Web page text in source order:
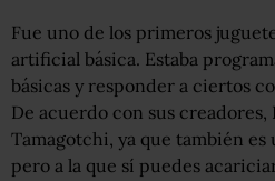
Fue uno de los primeros
artificial básica. Estaba
básicas y responder a ciertos
De acuerdo con sus
Tamagotchi, ya que también es
pero a la que sí puedes